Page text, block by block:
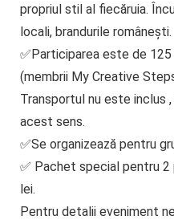
propriul stil al fiecăruia.
locali, brandurile românești.
✅Participarea este de
(membrii My Creative
Transportul nu este inclus
acest sens.
✅Se organizează pentru
✅ Pachet special pentru 2
lei.
Pentru detalii eveniment